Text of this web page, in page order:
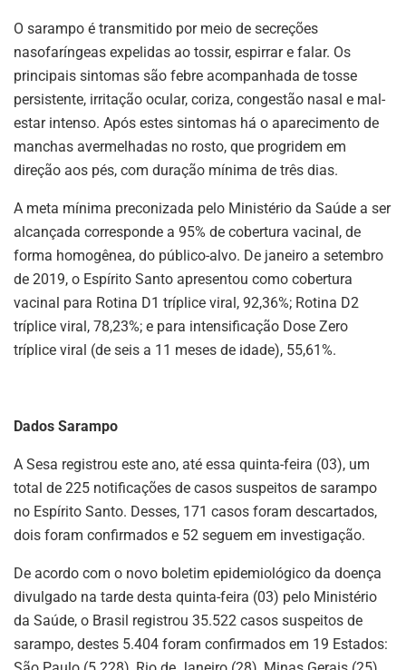
O sarampo é transmitido por meio de secreções
nasofaríngeas expelidas ao tossir, espirrar e falar. Os
principais sintomas são febre acompanhada de tosse
persistente, irritação ocular, coriza, congestão nasal e mal-
estar intenso. Após estes sintomas há o aparecimento de
manchas avermelhadas no rosto, que progridem em
direção aos pés, com duração mínima de três dias.
A meta mínima preconizada pelo Ministério da Saúde a ser
alcançada corresponde a 95% de cobertura vacinal, de
forma homogênea, do público-alvo. De janeiro a setembro
de 2019, o Espírito Santo apresentou como cobertura
vacinal para Rotina D1 tríplice viral, 92,36%; Rotina D2
tríplice viral, 78,23%; e para intensificação Dose Zero
tríplice viral (de seis a 11 meses de idade), 55,61%.
Dados Sarampo
A Sesa registrou este ano, até essa quinta-feira (03), um
total de 225 notificações de casos suspeitos de sarampo
no Espírito Santo. Desses, 171 casos foram descartados,
dois foram confirmados e 52 seguem em investigação.
De acordo com o novo boletim epidemiológico da doença
divulgado na tarde desta quinta-feira (03) pelo Ministério
da Saúde, o Brasil registrou 35.522 casos suspeitos de
sarampo, destes 5.404 foram confirmados em 19 Estados: